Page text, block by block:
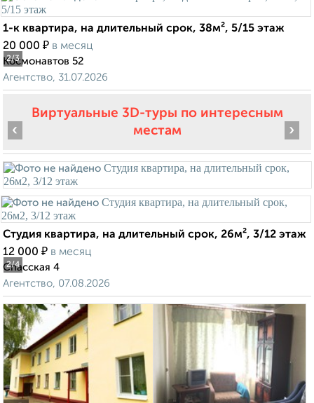
2/3
1-к квартира, на длительный срок, 38м², 5/15 этаж
20 000 ₽ в месяц
Космонавтов 52
Агентство, 31.07.2026
Виртуальные 3D-туры по интересным
местам
2/4
‹ ›
Студия квартира, на длительный срок, 26м², 3/12 этаж
12 000 ₽ в месяц
Спасская 4
Агентство, 07.08.2026